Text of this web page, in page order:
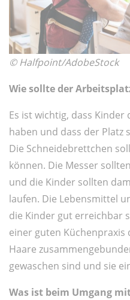
© Halfpoint/AdobeStock
Wie sollte der
Es ist wichtig, dass
haben und dass der Platz
Die Schneidebrettchen
können. Die Messer
und die Kinder sollten
laufen. Die Lebensmittel
die Kinder gut erreichbar
einer guten Küchenpraxis
Haare
gewaschen sind und sie
Was ist beim Umgang